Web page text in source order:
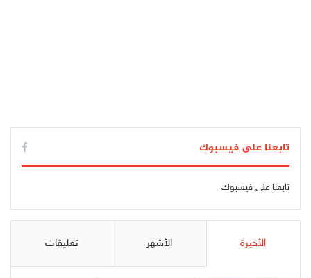
تابعنا على فيسبوك
تابعنا على فيسبوك
الأخيرة الأشهر تعليقات